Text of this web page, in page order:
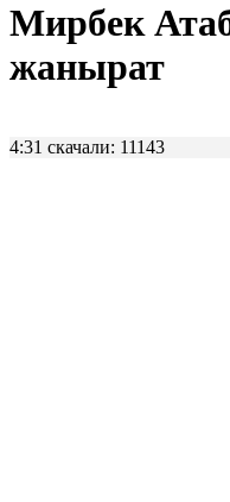
Мирбек
жанырат
4:31 скачали: 11143